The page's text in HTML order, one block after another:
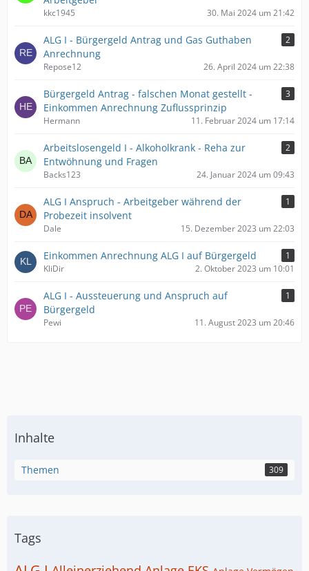
kkc1945 30. Mai 2024 um 21:42
ALG I - Bürgergeld Antrag und Gas Guthaben
Anrechnung
2
Repose12 26. April 2024 um 22:38
Bürgergeld Antrag - falschen Monat gestellt -
Einkommen Anrechnung Zuflussprinzip
3
Hermann 11. Februar 2024 um 17:14
Arbeitslosengeld I - Alkoholkrank - Reha zur
Entwöhnung und Fragen
2
Backs123 24. Januar 2024 um 09:43
ALG I Anspruch - Arbeitgeber während der
Probezeit insolvent
1
Dale 15. Dezember 2023 um 22:03
Einkommen Anrechnung ALG I auf Bürgergeld
1
KliDir
2. Oktober 2023 um 10:01
ALG I - Aussteuerung und Anspruch auf
Bürgergeld
1
Pewi 11. August 2023 um 20:46
Inhalte
Themen 309
Tags